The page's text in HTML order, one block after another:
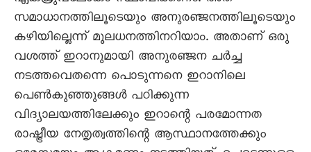
സമാധാനത്തിലൂടെയും അനുരഞ്ജനത്തിലൂടെയും
കഴിയില്ലെന്ന് മൂലധനത്തിനറിയാം. അതാണ് ഒരു
വശത്ത് ഇറാനുമായി അനുരഞ്ജന ചർച്ച
നടത്തവെതന്നെ പൊടുന്നനെ ഇറാനിലെ
പെൺകുഞ്ഞുങ്ങൾ പഠിക്കുന്ന
വിദ്യാലയത്തിലേക്കും ഇറാന്റെ പരമോന്നത
രാഷ്ട്രീയ നേതൃത്വത്തിന്റെ ആസ്ഥാനത്തേക്കും